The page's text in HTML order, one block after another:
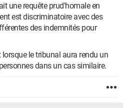
une requête prud'homale en
est discriminatoire avec des
des indemnités pour
le tribunal aura rendu un
dans un cas similaire.